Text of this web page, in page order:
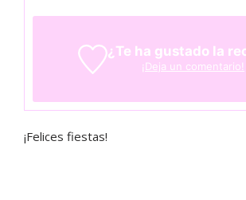
¿Te ha gustado la
¡Deja un comentario!
¡Felices fiestas!